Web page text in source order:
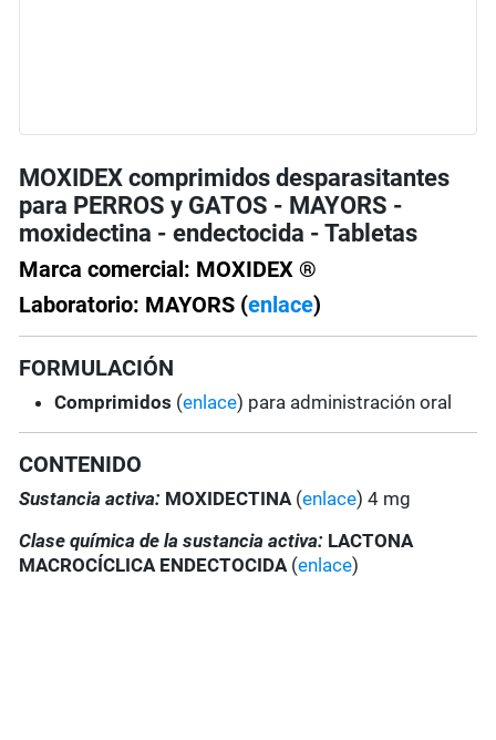
MOXIDEX comprimidos desparasitantes
para PERROS y GATOS - MAYORS -
moxidectina - endectocida - Tabletas
Marca comercial: MOXIDEX ®
Laboratorio: MAYORS (enlace)
FORMULACIÓN
Comprimidos (enlace) para administración oral
CONTENIDO
Sustancia activa: MOXIDECTINA(enlace) 4 mg
Clase química de la sustancia activa: LACTONA
MACROCÍCLICA ENDECTOCIDA (enlace)